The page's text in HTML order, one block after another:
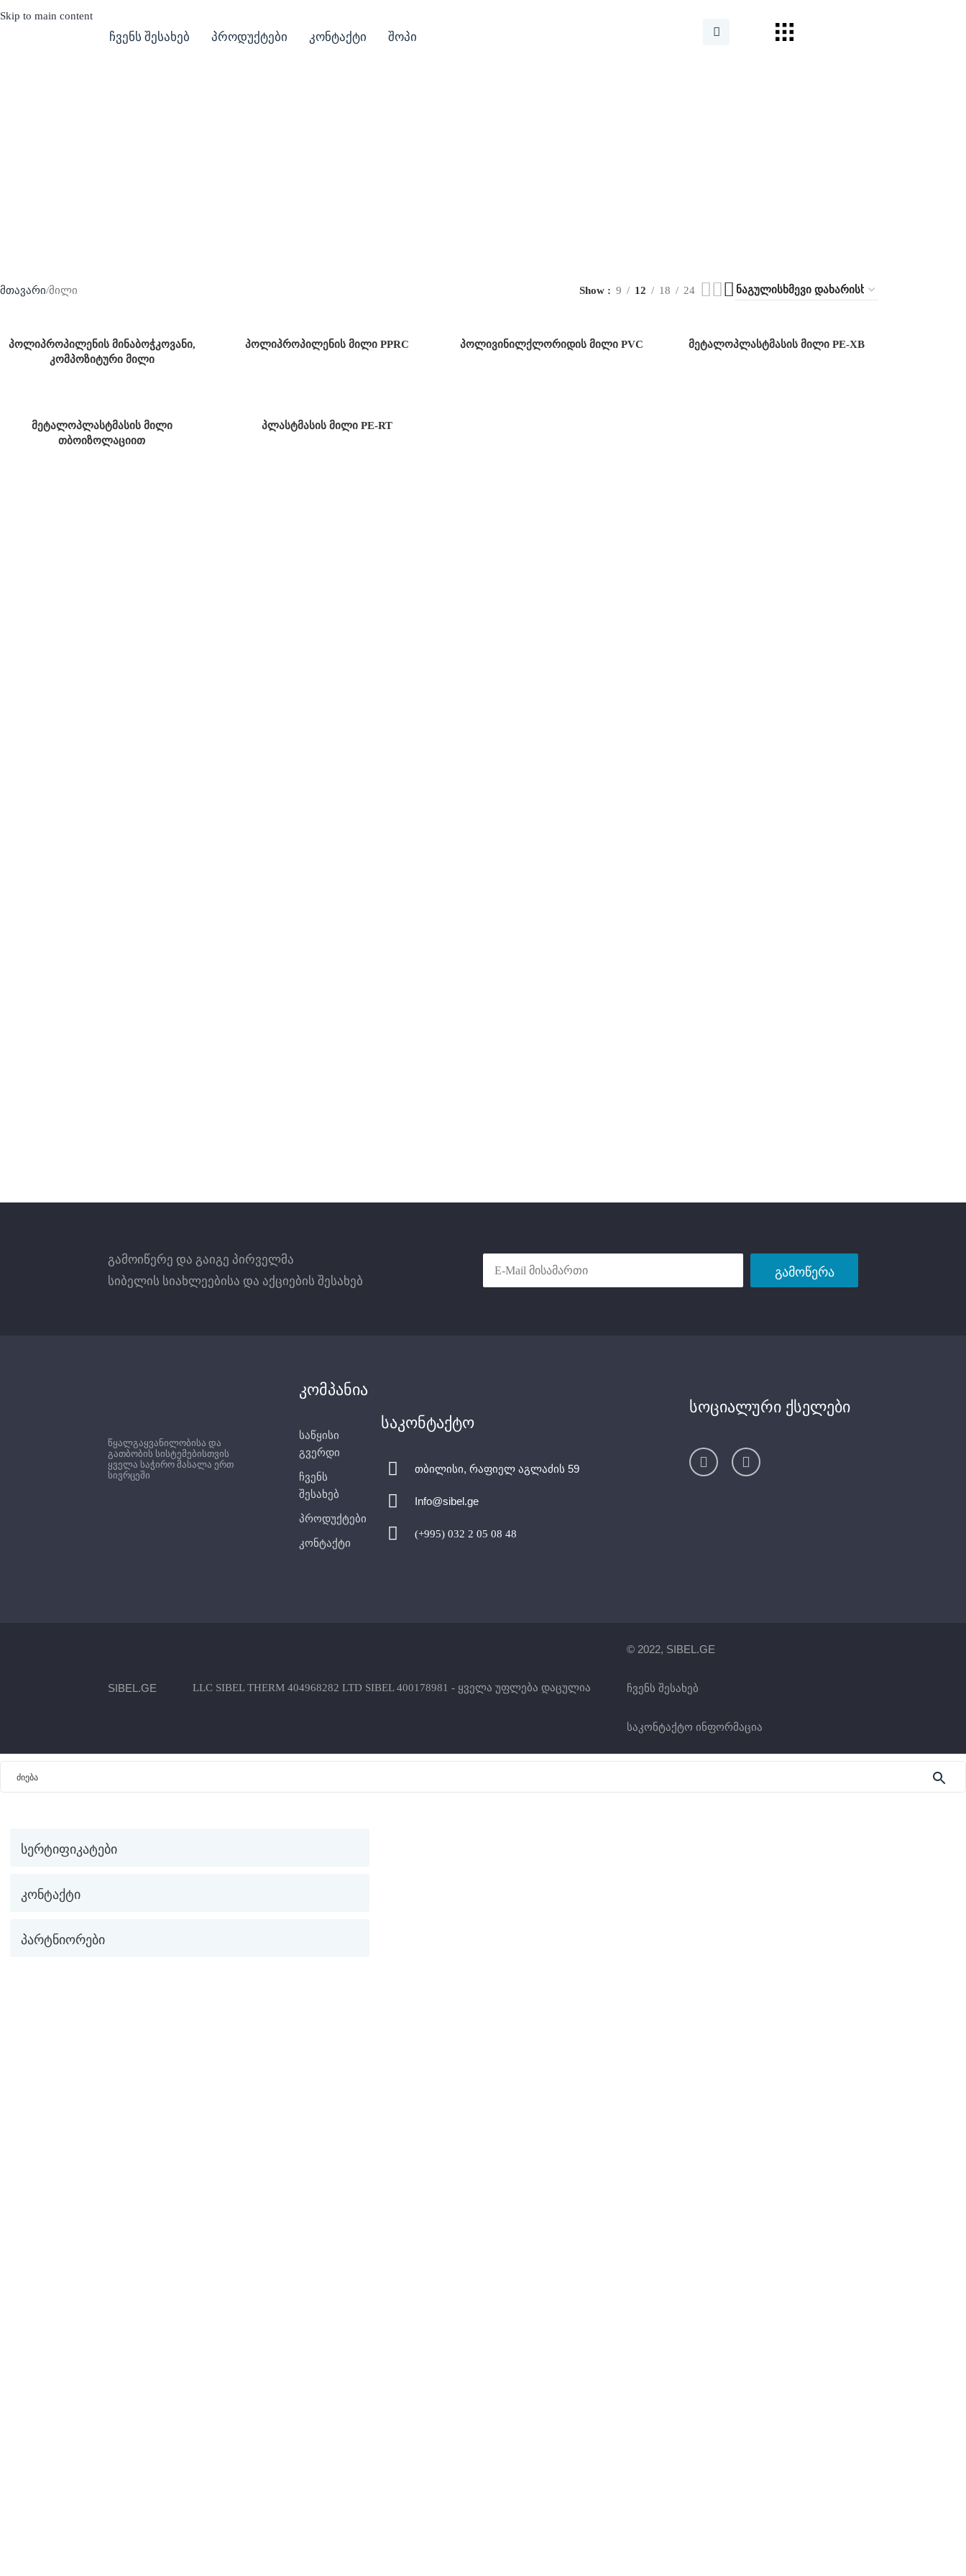
Skip to main content
ჩვენს შესახებ პროდუქტები კონტაქტი შოპი
მთავარი მილი Show 9 12 18 24
პოლიპროპილენის მინაბოჭკოვანი,
კომპოზიტური მილი
პოლიპროპილენის მილი PPRC პოლივინილქლორიდის მილი PVC მეტალოპლასტმასის მილი PE-XB
მეტალოპლასტმასის მილი
თბოიზოლაციით
პლასტმასის მილი PE-RT
გამოიწერე და გაიგე პირველმა
სიბელის სიახლეებისა და აქციების შესახებ
გამოწერა
წყალგაყვანილობისა და
გათბობის სისტემებისთვის
ყველა საჭირო მასალა ერთ
სივრცეში
კომპანია
საწყისი
გვერდი
ჩვენს
შესახებ
პროდუქტები
კონტაქტი
საკონტაქტო
თბილისი, რაფიელ აგლაძის 59
Info@sibel.ge
(+995) 032 2 05 08 48
სოციალური ქსელები
SIBEL.GE LLC SIBEL THERM 404968282 LTD SIBEL 400178981 - ყველა უფლება დაცულია
© 2022, SIBEL.GE
ჩვენს შესახებ
საკონტაქტო ინფორმაცია
სერტიფიკატები
კონტაქტი
პარტნიორები